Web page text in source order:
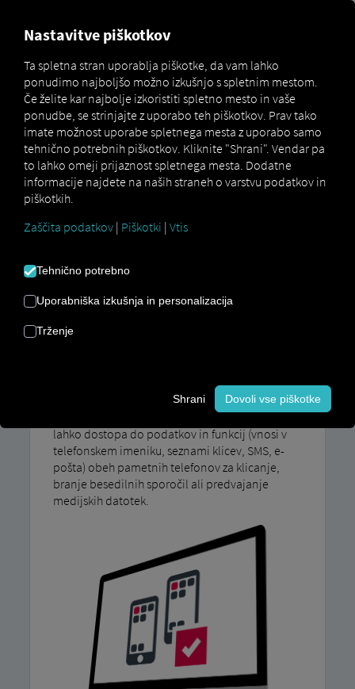
Marketplace
MAN
DigitalServices
MAN
Now
MAN
SecondPhone
SECONDPHONE
Povezava 2. Pametni telefon
naprav lahko s 7-palčnim zaslonom uporabljate
še en pametni telefon. MAN Napredni medijski
sistem Connect. Z MAN SecondPhone Voznik
lahko dostopa do podatkov in funkcij (vnosi v
telefonskem imeniku, seznami klicev, SMS, e-
pošta) obeh pametnih telefonov za klicanje,
branje besedilnih sporočil ali predvajanje
medijskih datotek.
Nastavitve piškotkov
Ta spletna stran uporablja piškotke, da vam lahko
ponudimo najboljšo možno izkušnjo s spletnim mestom.
Če želite kar najbolje izkoristiti spletno mesto in vaše
ponudbe, se strinjajte z uporabo teh piškotkov. Prav tako
imate možnost uporabe spletnega mesta z uporabo samo
tehnično potrebnih piškotkov. Kliknite "Shrani". Vendar pa
to lahko omeji prijaznost spletnega mesta. Dodatne
informacije najdete na naših straneh o varstvu podatkov in
piškotkih.
Zaščita podatkov | Piškotki | Vtis
Tehnično potrebno
Uporabniška izkušnja in personalizacija
Trženje
Shrani Dovoli vse piškotke